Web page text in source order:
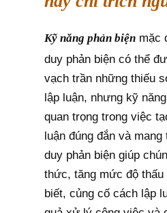
Kỹ năng phản biện mặc
duy phản biện có thể
vạch trần những thiếu
lập luận, nhưng kỹ
quan trọng trong việc
luận đúng đắn và
duy phản biện giúp
thức, tăng mức độ
biết, củng cố cách lập